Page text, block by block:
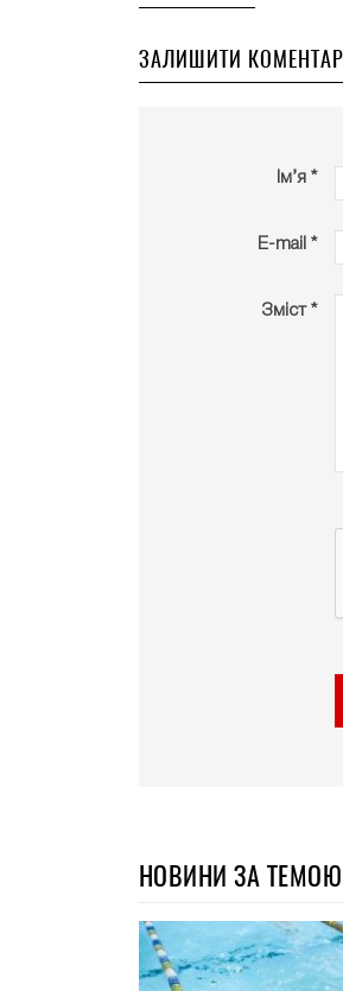
ЗАЛИШИТИ КОМЕНТАР
Ім’я *
E-mail *
Зміст *
НОВИНИ ЗА ТЕМОЮ